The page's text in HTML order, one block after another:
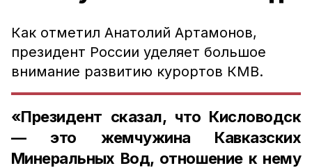
Как отметил Анатолий Артамонов,
президент России уделяет большое
внимание развитию курортов КМВ.
«Президент сказал, что Кисловодск
— это жемчужина Кавказских
Минеральных Вод, отношение к нему